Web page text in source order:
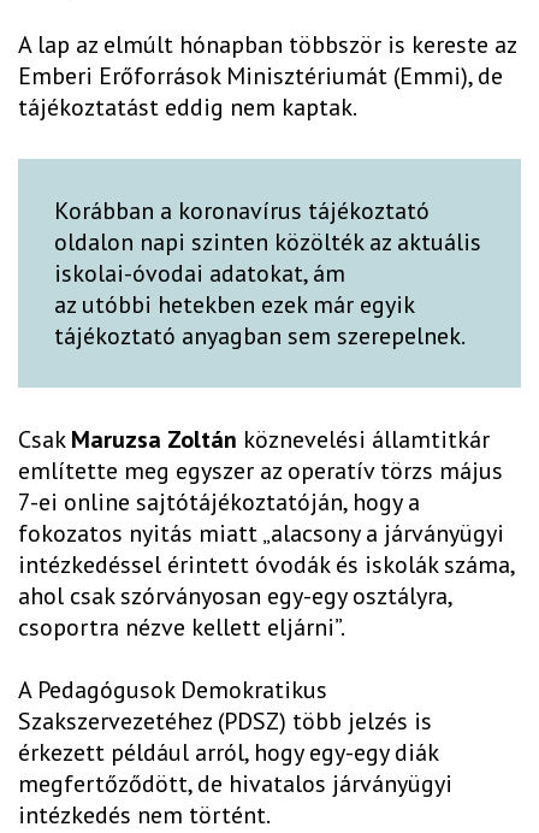
A lap az elmúlt hónapban többször is kereste az
Emberi Erőforrások Minisztériumát (Emmi), de
tájékoztatást eddig nem kaptak.
Korábban a koronavírus tájékoztató
oldalon napi szinten közölték az aktuális
iskolai-óvodai adatokat, ám
az utóbbi hetekben ezek már egyik
tájékoztató anyagban sem szerepelnek.
CsakMaruzsa Zoltán köznevelési államtitkár
említette meg egyszer az operatív törzs május
7-ei online sajtótájékoztatóján, hogy a
fokozatos nyitás miatt „alacsony a járványügyi
intézkedéssel érintett óvodák és iskolák száma,
ahol csak szórványosan egy-egy osztályra,
csoportra nézve kellett eljárni”.
A Pedagógusok Demokratikus
Szakszervezetéhez (PDSZ) több jelzés is
érkezett például arról, hogy egy-egy diák
megfertőződött, de hivatalos járványügyi
intézkedés nem történt.